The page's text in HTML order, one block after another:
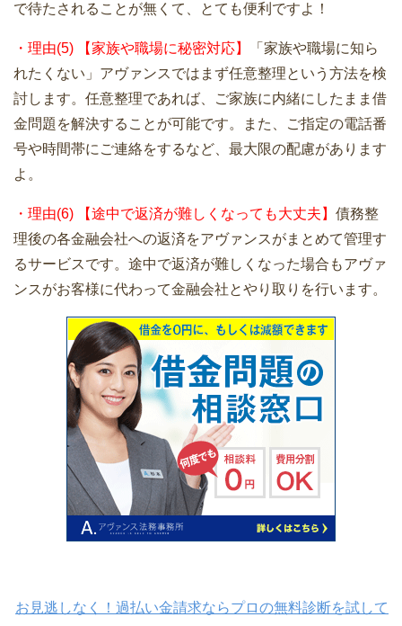
で待たされることが無くて、とても便利ですよ！
・理由(5) 【家族や職場に秘密対応】
「家族や職場に知ら
れたくない」アヴァンスではまず任意整理という方法を検
討します。任意整理であれば、ご家族に内緒にしたまま借
金問題を解決することが可能です。また、ご指定の電話番
号や時間帯にご連絡をするなど、最大限の配慮があります
よ。
・理由(6) 【途中で返済が難しくなっても大丈夫】 債務整
理後の各金融会社への返済をアヴァンスがまとめて管理す
るサービスです。途中で返済が難しくなった場合もアヴァ
ンスがお客様に代わって金融会社とやり取りを行います。
お見逃しなく！過払い金請求ならプロの無料診断を試して